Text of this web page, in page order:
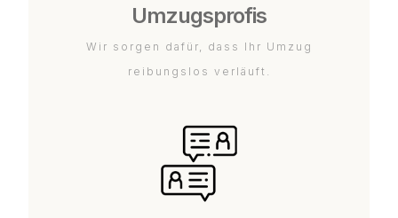
Umzugsprofis
Wir sorgen dafür, dass Ihr Umzug
reibungslos verläuft.